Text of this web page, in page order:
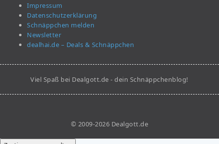
Impressum
Datenschutzerklärung
Schnäppchen melden
Newsletter
dealhai.de – Deals & Schnäppchen
Viel Spaß bei Dealgott.de - dein Schnäppchenblog!
© 2009-2026 Dealgott.de